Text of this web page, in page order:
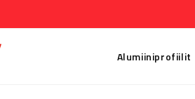
Alumiiniprofiilit